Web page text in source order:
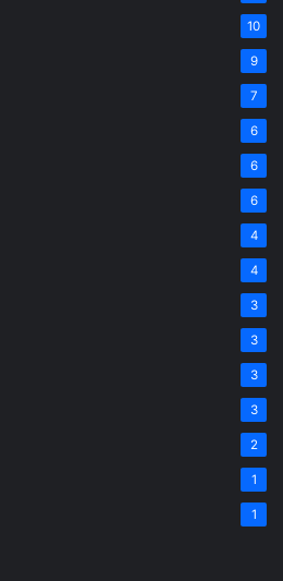
10
9
7
6
6
6
4
4
3
3
3
3
2
1
1